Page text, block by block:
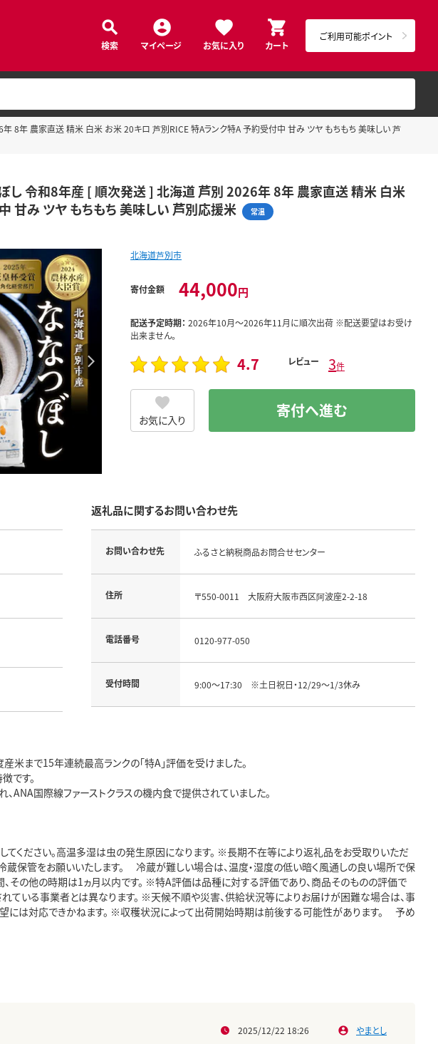
検索 マイページ お気に入り カート
ご利用可能ポイント
8年 農家直送 精米 白米 お米 20キロ 芦別RICE 特Aランク特A 予約受付中 甘み ツヤ もちもち 美味しい 芦
し 令和8年産 [ 順次発送 ] 北海道 芦別 2026年 8年 農家直送 精米 白米
甘み ツヤ もちもち 美味しい 芦別応援米
常温
北海道芦別市
寄付金額 44,000円
配送予定時期： 2026年10月～2026年11月に順次出荷 ※配送要望はお受け
出来ません。
4.7 レビュー 3件
お気に入り 寄付へ進む
返礼品に関するお問い合わせ先
お問い合わせ先 ふるさと納税商品お問合せセンター
住所 〒550-0011 大阪府大阪市西区阿波座2-2-18
電話番号 0120-977-050
受付時間 9:00～17:30 ※土日祝日・12/29～1/3休み
米まで15年連続最高ランクの「特A」評価を受けました。
です。
ANA国際線ファーストクラスの機内食で提供されていました。
ください。高温多湿は虫の発生原因になります。 ※長期不在等により返礼品をお受取りいただ
蔵保管をお願いいたします。 冷蔵が難しい場合は、温度・湿度の低い暗く風通しの良い場所で保
、その他の時期は1ヵ月以内です。 ※特A評価は品種に対する評価であり、商品そのものの評価で
ている事業者とは異なります。 ※天候不順や災害、供給状況等によりお届けが困難な場合は、事
には対応できかねます。 ※収穫状況によって出荷開始時期は前後する可能性があります。 予め
2025/12/22 18:26 やまとし